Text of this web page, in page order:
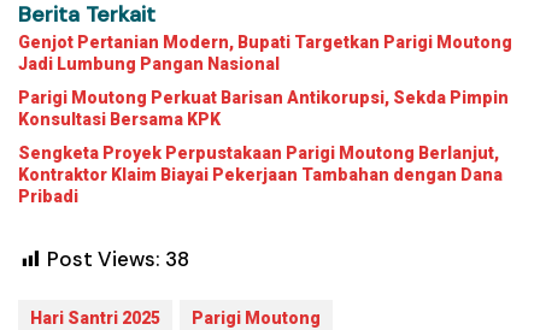
Berita Terkait
Genjot Pertanian Modern, Bupati Targetkan Parigi Moutong
Jadi Lumbung Pangan Nasional
Parigi Moutong Perkuat Barisan Antikorupsi, Sekda Pimpin
Konsultasi Bersama KPK
Sengketa Proyek Perpustakaan Parigi Moutong Berlanjut,
Kontraktor Klaim Biayai Pekerjaan Tambahan dengan Dana
Pribadi
Post Views: 38
Hari Santri 2025 Parigi Moutong